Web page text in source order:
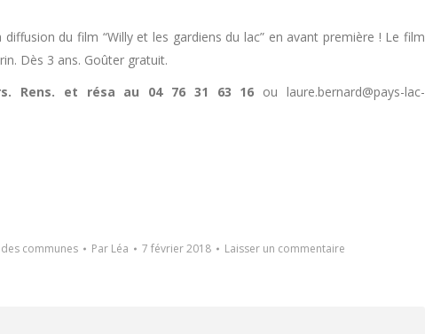
du film “Willy et les gardiens du lac” en avant première ! Le film
Dès 3 ans. Goûter gratuit.
Rens. et résa au 04 76 31 63 16 ou laure.bernard@pays-lac-
communes Par Léa 7 février 2018 Laisser un commentaire